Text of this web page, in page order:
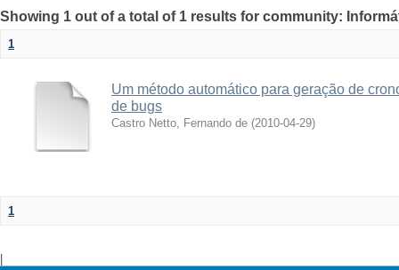
Showing 1 out of a total of 1 results for community:
1
Um método automático para geração de
de bugs
Castro Netto, Fernando de (2010-04-29)
1